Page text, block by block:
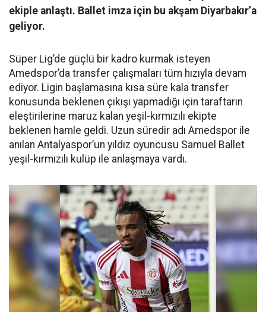
ekiple anlaştı. Ballet imza için bu akşam Diyarbakır’a
geliyor.
Süper Lig’de güçlü bir kadro kurmak isteyen
Amedspor’da transfer çalışmaları tüm hızıyla devam
ediyor. Ligin başlamasına kısa süre kala transfer
konusunda beklenen çıkışı yapmadığı için taraftarın
eleştirilerine maruz kalan yeşil-kırmızılı ekipte
beklenen hamle geldi. Uzun süredir adı Amedspor ile
anılan Antalyaspor’un yıldız oyuncusu Samuel Ballet
yeşil-kırmızılı kulüp ile anlaşmaya vardı.